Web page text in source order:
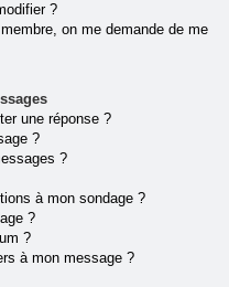
?
membre, on me demande de me
une réponse ?
?
?
à mon sondage ?
?
?
à mon message ?